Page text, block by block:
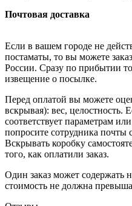
Почтовая доставка
Если в вашем городе не
постаматы, то вы можете
России. Сразу по прибытии
извещение о посылке.
Перед оплатой вы можете
вскрывая): вес, целостность.
соответствует параметрам
попросите сотрудника почты
Вскрывать коробку
того, как оплатили заказ.
Один заказ может содержать
стоимость не должна